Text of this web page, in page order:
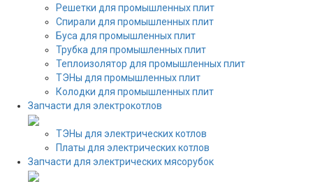
Решетки для промышленных плит
Спирали для промышленных плит
Буса для промышленных плит
Трубка для промышленных плит
Теплоизолятор для промышленных плит
ТЭНы для промышленных плит
Колодки для промышленных плит
Запчасти для электрокотлов
ТЭНы для электрических котлов
Платы для электрических котлов
Запчасти для электрических мясорубок